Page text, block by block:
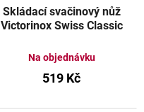
Skládací svačinový nůž
Victorinox Swiss Classic
zelený
Na objednávku
519 Kč